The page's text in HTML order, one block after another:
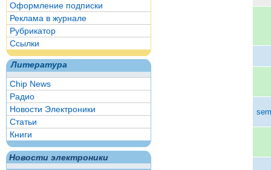
Оформление подписки
Реклама в журнале
Рубрикатор
Ссылки
Литература
Chip News
Радио
Новости Электроники
Статьи
Книги
Новости электроники